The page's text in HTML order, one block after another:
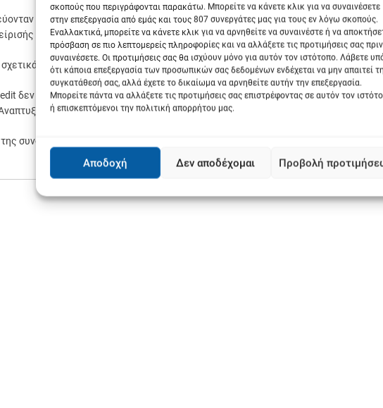
σκοπούς που περιγράφονται παρακάτω. Μπορείτε να κάνετε κλικ για να συναινέσετε
στην επεξεργασία από εμάς και τους 807 συνεργάτες μας για τους εν λόγω σκοπούς.
Εναλλακτικά, μπορείτε να κάνετε κλικ για να αρνηθείτε να συναινέστε ή να
πρόσβαση σε πιο λεπτομερείς πληροφορίες και να αλλάξετε τις προτιμήσεις σας πριν
συναινέσετε. Οι προτιμήσεις σας θα ισχύουν μόνο για αυτόν τον ιστότοπο. Λάβετε
ότι κάποια επεξεργασία των προσωπικών σας δεδομένων ενδέχεται να μην απαιτεί
συγκατάθεσή σας, αλλά έχετε το δικαίωμα να αρνηθείτε αυτήν την επεξεργασία.
Μπορείτε πάντα να αλλάξετε τις προτιμήσεις σας επιστρέφοντας σε αυτόν τον
ή επισκεπτόμενοι την πολιτική απορρήτου μας.
Αποδοχή Δεν αποδέχομαι Προβολή
από υψηλότερα επιτόκια, γεγονός που αποδίδεται στον αυξημένο πιστωτικό
τους για τις τράπεζες.
πιο ευνοϊκά σε όρους τιμολόγησης.
δεν περιλαμβάνουν δάνεια τα οποία συγχρηματοδοτούνται από δημόσιους
Τράπεζας ή του Μηχανισμού Ανάκαμψης και Ανθεκτικότητας (RRF).
συνολικής χρηματοδότησης των επιχειρήσεων ενδέχεται να είναι ακόμη πιο